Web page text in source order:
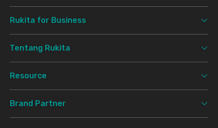
Rukita for Business
Tentang Rukita
Resource
Brand Partner